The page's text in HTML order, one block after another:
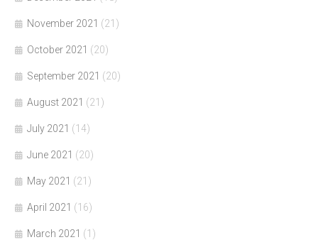
November 2021 (21)
October 2021 (20)
September 2021 (20)
August 2021 (21)
July 2021 (14)
June 2021 (20)
May 2021 (21)
April 2021 (16)
March 2021 (1)